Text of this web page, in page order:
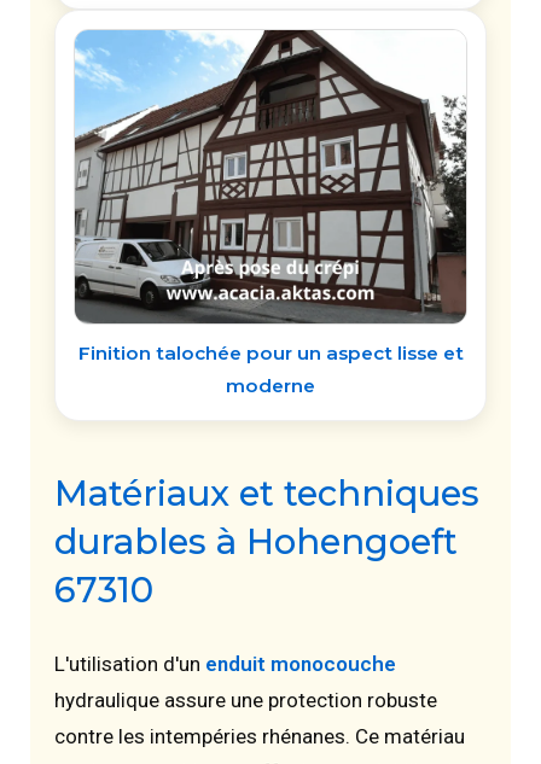
Finition talochée pour un aspect lisse et
moderne
Matériaux et techniques
durables à Hohengoeft
67310
L'utilisation d'un enduit monocouche
hydraulique assure une protection robuste
contre les intempéries rhénanes. Ce matériau